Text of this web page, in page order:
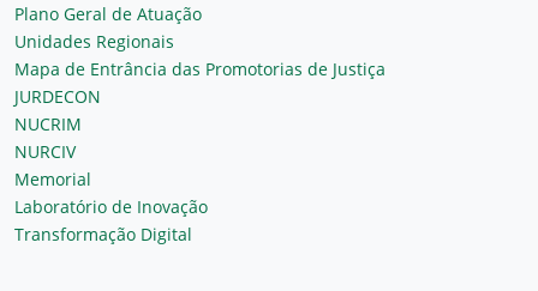
Plano Geral de Atuação
Unidades Regionais
Mapa de Entrância das Promotorias de Justiça
JURDECON
NUCRIM
NURCIV
Memorial
Laboratório de Inovação
Transformação Digital